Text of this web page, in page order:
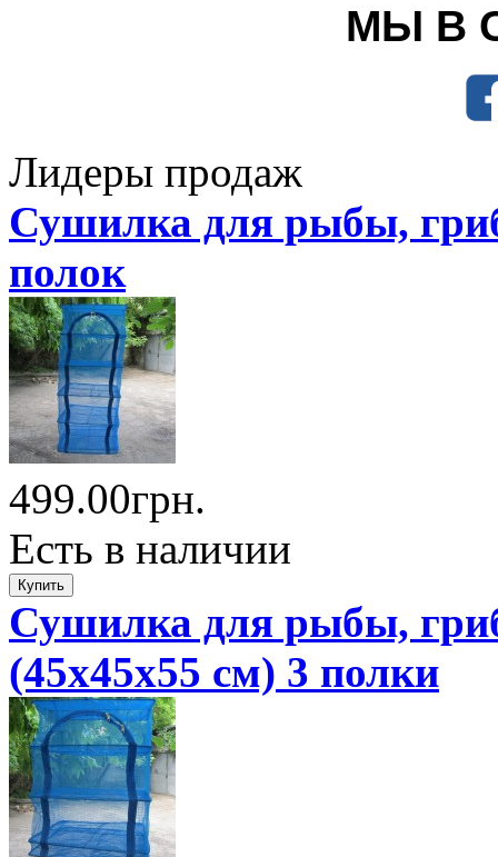
МЫ В
Лидеры продаж
Сушилка для рыбы,
полок
499.00грн.
Есть в наличии
Сушилка для рыбы,
(45x45x55 см) 3 полки